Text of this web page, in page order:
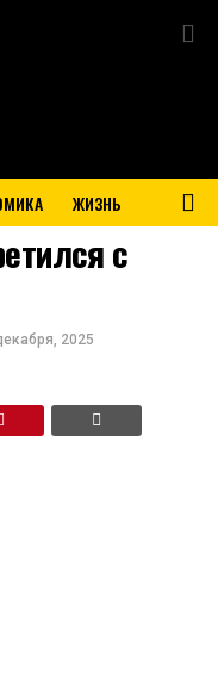
ЖИЗНЬ
с
2025